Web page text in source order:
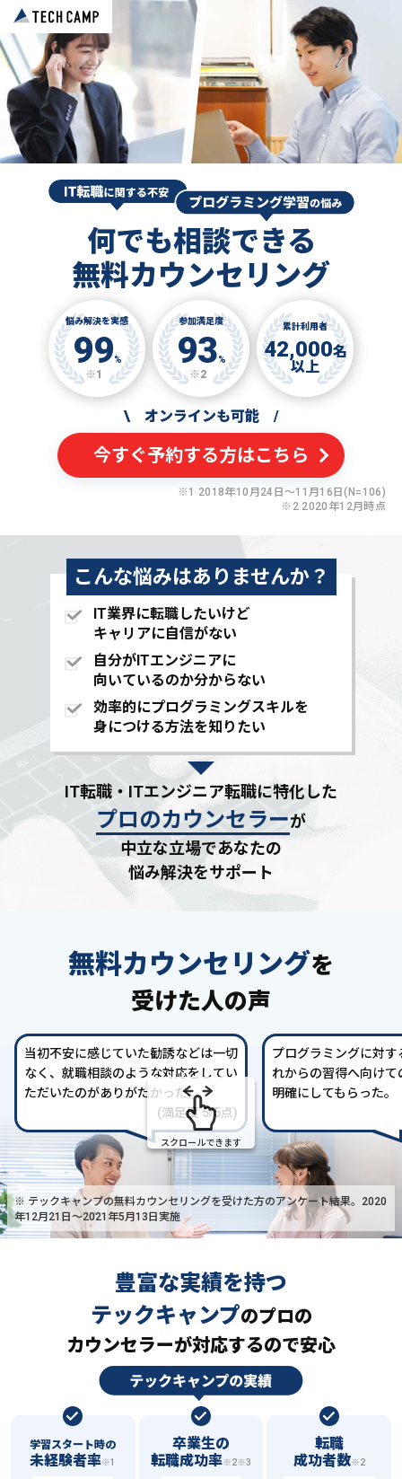
何でも相談できる
無料カウンセリング
悩み解決を実感
99%
※1
参加満足度
93%
※2
累計利用者
42,000名
以上
\ オンラインも可能 /
今すぐ予約する方はこちら
※1 2018年10月24日〜11月16日(N=106)
※2 2020年12月時点
こんな悩みはありませんか？
IT業界に転職したいけど
キャリアに自信がない
自分がITエンジニアに
向いているのか分からない
効率的にプログラミングスキルを
身につける方法を知りたい
IT転職・ITエンジニア転職に特化した
プロのカウンセラーが
中立な立場であなたの
悩み解決をサポート
無料カウンセリングを
受けた人の声
当初不安に感じていた勧誘などは一切
なく、就職相談のような対応をしてい
ただいたのがありがたかった。
(満足度 5/5点)
プログラミングに対
れからの習得へ向け
明確にしてもらった。
スクロールできます
※ テックキャンプの無料カウンセリングを受けた方のアンケート結果。2020
年12月21日〜2021年5月13日実施
豊富な実績を持つ
テックキャンプのプロの
カウンセラーが対応するので安心
学習スタート時の
未経験者率※1
卒業生の
転職成功率※2※3
転職
成功者数※2